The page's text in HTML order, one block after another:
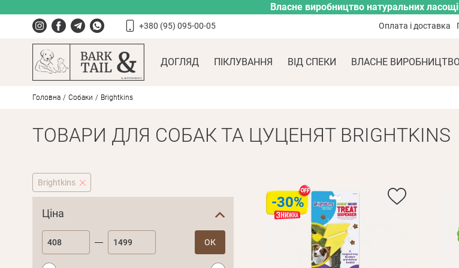
Власне виробництво натуральних
+380 (95) 095-00-05 Оплата і доставка
ДОГЛЯД ПІКЛУВАННЯ ВІД СПЕКИ ВЛАСНЕ ВИРОБНИЦТВО
Головна Собаки Brightkins
ТОВАРИ ДЛЯ СОБАК ТА ЦУЦЕНЯТ BRIGHTKINS
Brightkins
Ціна
ОК
-30%